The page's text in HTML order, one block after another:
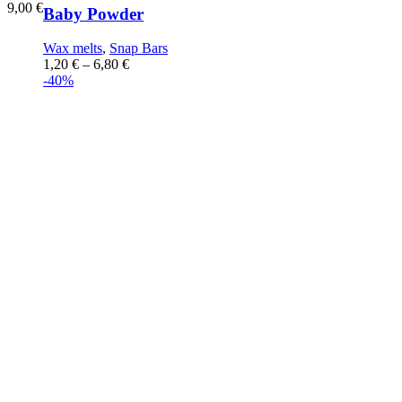
Baby Powder
Wax melts, Snap Bars
1,20 € – 6,80 €
-40%
9,00 €